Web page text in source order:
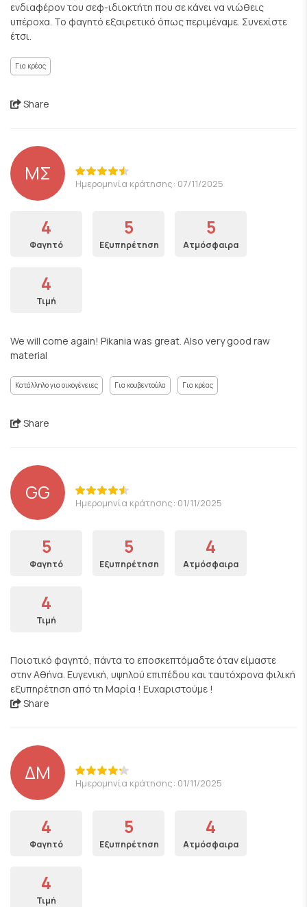
ενδιαφέρον του σεφ-ιδιοκτήτη που σε κάνει να νιώθεις
υπέροχα. Το φαγητό εξαιρετικό όπως περιμέναμε. Συνεχίστε
έτσι.
Για κρέας
Share
ΜΣ Ημερομηνία κράτησης: 07/11/2025
4
Φαγητό
5
Εξυπηρέτηση
5
Ατμόσφαιρα
4
Τιμή
We will come again! Pikania was great. Also very good raw
material
Κατάλληλο για οικογένειες Για κουβεντούλα Για κρέας
Share
GG Ημερομηνία κράτησης: 01/11/2025
5
Φαγητό
5
Εξυπηρέτηση
4
Ατμόσφαιρα
4
Τιμή
Ποιοτικό φαγητό, πάντα το εποσκεπτόμαδτε όταν είμαστε
στην Αθήνα. Ευγενική, υψηλού επιπέδου και ταυτόχρονα φιλική
εξυπηρέτηση από τη Μαρία ! Ευχαριστούμε !
Share
ΔΜ Ημερομηνία κράτησης: 01/11/2025
4
Φαγητό
5
Εξυπηρέτηση
4
Ατμόσφαιρα
4
Τιμή